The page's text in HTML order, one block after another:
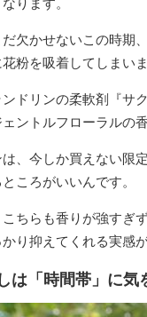
欠かせないこの時期
粉を吸着してしまいま
ドリンの柔軟剤『サ
ントルフローラルの
、今しか買えない限
ころがいいんです。
こちらも香りが強すぎ
り抑えてくれる実感
は「時間帯」に気